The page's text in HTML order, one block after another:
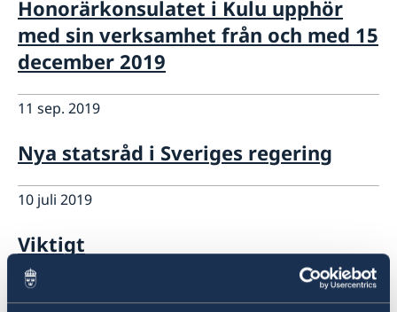
Så kan du få stöd
Svenska företag i Turkiet
Anmäl handelshinder
Honorärkonsulatet i Kulu upphör
med sin verksamhet från och med 15
december 2019
11 sep. 2019
Nya statsråd i Sveriges regering
10 juli 2019
Viktigt
24 apr. 2019